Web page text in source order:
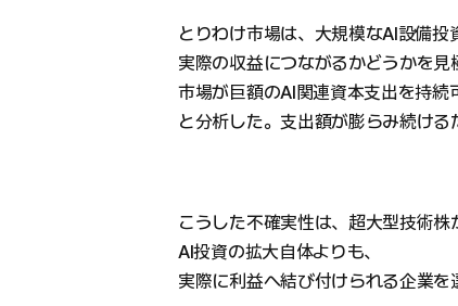
とりわけ市場は、大規模なAI設備投
実際の収益につながるかどうかを見
市場が巨額のAI関連資本支出を持
と分析した。支出額が膨らみ続ける
こうした不確実性は、超大型技術
AI投資の拡大自体よりも、
実際に利益へ結び付けられる企業を